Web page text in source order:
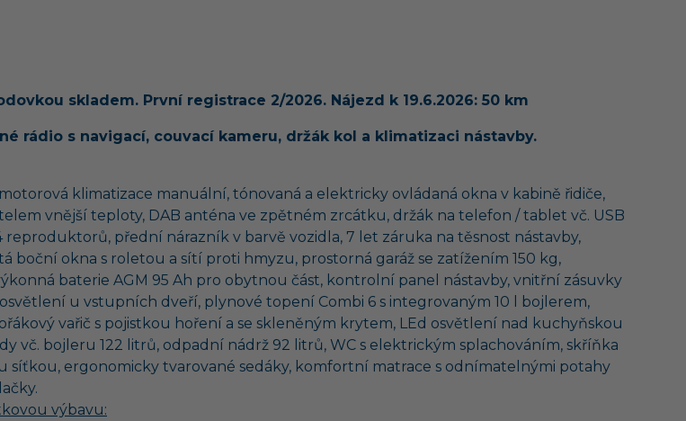
skladem. První registrace 2/2026. Nájezd k 19.6.2026: 50 km
rádio s navigací, couvací kameru, držák kol a klimatizaci nástavby.
klimatizace manuální, tónovaná a elektricky ovládaná okna v kabině řidiče,
vnější teploty, DAB anténa ve zpětném zrcátku, držák na telefon / tablet vč. USB
reproduktorů, přední nárazník v barvě vozidla, 7 let záruka na těsnost nástavby,
okna s roletou a sítí proti hmyzu, prostorná garáž se zatížením 150 kg,
baterie AGM 95 Ah pro obytnou část, kontrolní panel nástavby, vnitřní zásuvky
u vstupních dveří, plynové topení Combi 6 s integrovaným 10 l bojlerem,
vařič s pojistkou hoření a se skleněným krytem, LEd osvětlení nad kuchyňskou
vč. bojleru 122 litrů, odpadní nádrž 92 litrů, WC s elektrickým splachováním, skříňka
síťkou, ergonomicky tvarované sedáky, komfortní matrace s odnímatelnými potahy
výbavu: